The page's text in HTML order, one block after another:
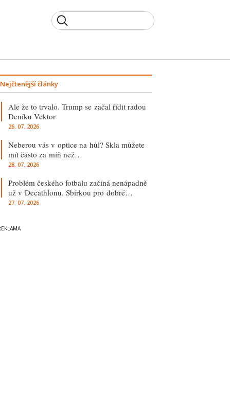
Nejčtenější články
Ale že to trvalo. Trump se začal řídit radou
Deníku Vektor
26. 07. 2026
Neberou vás v optice na hůl? Skla můžete
mít často za míň než…
28. 07. 2026
Problém českého fotbalu začíná nenápadně
už v Decathlonu. Sbírkou pro dobré…
27. 07. 2026